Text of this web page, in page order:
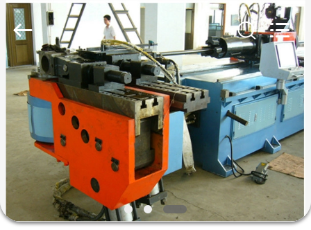
घर
उत्पादों
हमारे
बारे
में
Changzhou
Aidear
Refrigeration
Technology
Ltd..
All
Rights
Reserved.